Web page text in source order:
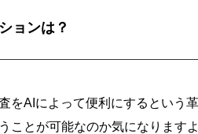
ョンは？
をAIによって便利にするという
とが可能なのか気になりますよ